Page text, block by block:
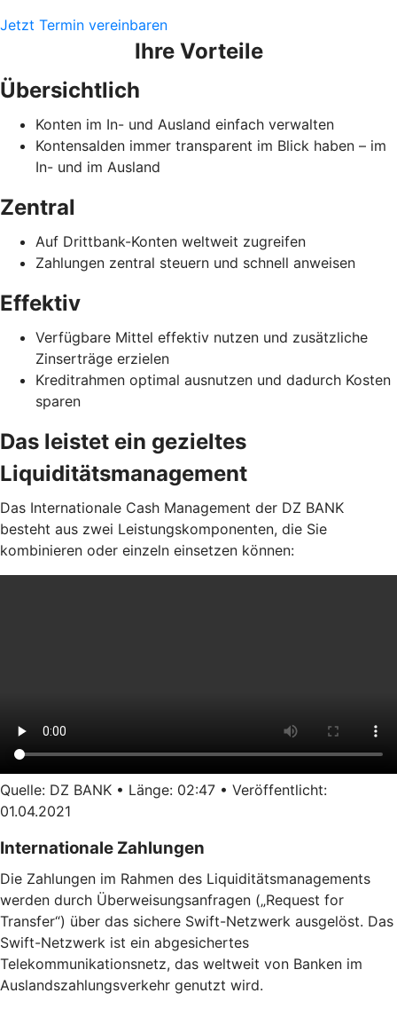
Jetzt Termin vereinbaren
Ihre Vorteile
Übersichtlich
Konten im In- und Ausland einfach verwalten
Kontensalden immer transparent im Blick haben – im
In- und im Ausland
Zentral
Auf Drittbank-Konten weltweit zugreifen
Zahlungen zentral steuern und schnell anweisen
Effektiv
Verfügbare Mittel effektiv nutzen und zusätzliche
Zinserträge erzielen
Kreditrahmen optimal ausnutzen und dadurch Kosten
sparen
Das leistet ein gezieltes
Liquiditätsmanagement
Das Internationale Cash Management der DZ BANK
besteht aus zwei Leistungskomponenten, die Sie
kombinieren oder einzeln einsetzen können:
Quelle: DZ BANK • Länge: 02:47 • Veröffentlicht:
01.04.2021
Internationale Zahlungen
Die Zahlungen im Rahmen des Liquiditätsmanagements
werden durch Überweisungsanfragen („Request for
Transfer“) über das sichere Swift-Netzwerk ausgelöst. Das
Swift-Netzwerk ist ein abgesichertes
Telekommunikationsnetz, das weltweit von Banken im
Auslandszahlungsverkehr genutzt wird.